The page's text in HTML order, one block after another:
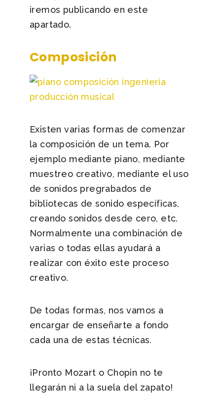
iremos publicando en este
apartado.
Composición
Existen varias formas de comenzar
la composición de un tema. Por
ejemplo mediante piano, mediante
muestreo creativo, mediante el uso
de sonidos pregrabados de
bibliotecas de sonido específicas,
creando sonidos desde cero, etc.
Normalmente una combinación de
varias o todas ellas ayudará a
realizar con éxito este proceso
creativo.
De todas formas, nos vamos a
encargar de enseñarte a fondo
cada una de estas técnicas.
¡Pronto Mozart o Chopin no te
llegarán ni a la suela del zapato!